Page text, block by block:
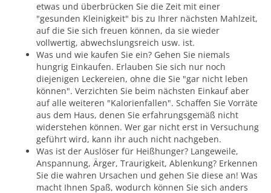
etwas und überbrücken Sie die Zeit mit einer
"gesunden Kleinigkeit" bis zu Ihrer nächsten Mahlzeit,
auf die Sie sich freuen können, da sie wieder
vollwertig, abwechslungsreich usw. ist.
Was und wie kaufen Sie ein? Gehen Sie niemals
hungrig Einkaufen. Erlauben Sie sich nur noch
diejenigen Leckereien, ohne die Sie "gar nicht leben
können". Verzichten Sie beim nächsten Einkauf aber
auf alle weiteren "Kalorienfallen". Schaffen Sie Vorräte
aus dem Haus, denen Sie erfahrungsgemäß nicht
widerstehen können. Wer gar nicht erst in Versuchung
geführt wird, kann ihr auch nicht nachgeben.
Was ist der Auslöser für Heißhunger? Langeweile,
Anspannung, Ärger, Traurigkeit, Ablenkung? Erkennen
Sie die wahren Ursachen und gehen Sie diese an! Was
macht Ihnen Spaß, wodurch können Sie sich anders